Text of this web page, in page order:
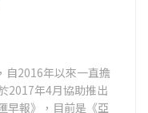
自2016年以來一直擔
2017年4月協助推出
早報》，目前是《亞